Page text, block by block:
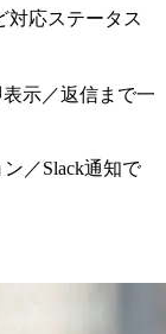
対応ステータス
示／返信まで一
／Slack通知で